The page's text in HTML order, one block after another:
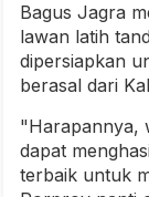
Bagus Jagra
lawan latih
dipersiapkan
berasal dari
"Harapannya,
dapat
terbaik untuk